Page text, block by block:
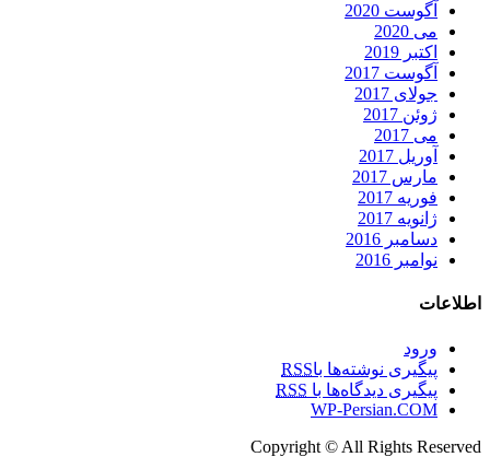
آگوست 2020
می 2020
اکتبر 2019
آگوست 2017
جولای 2017
ژوئن 2017
می 2017
آوریل 2017
مارس 2017
فوریه 2017
ژانویه 2017
دسامبر 2016
نوامبر 2016
ورود
پیگیری نوشته‌ها با RSS
پیگیری دیدگاه‌ها باRSS
WP-Persian.COM
Copyright © All Rights